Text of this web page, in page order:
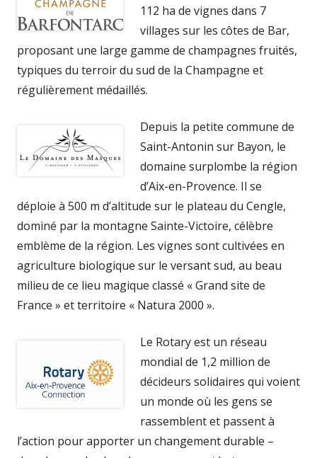
112 ha de vignes dans 7
villages sur les côtes de Bar,
proposant une large gamme de champagnes fruités,
typiques du terroir du sud de la Champagne et
régulièrement médaillés.
Depuis la petite commune de
Saint-Antonin sur Bayon, le
domaine surplombe la région
d’Aix-en-Provence. Il se
déploie à 500 m d’altitude sur le plateau du Cengle,
dominé par la montagne Sainte-Victoire, célèbre
emblème de la région. Les vignes sont cultivées en
agriculture biologique sur le versant sud, au beau
milieu de ce lieu magique classé « Grand site de
France » et territoire « Natura 2000 ».
Le Rotary est un réseau
mondial de 1,2 million de
décideurs solidaires qui voient
un monde où les gens se
rassemblent et passent à
l’action pour apporter un changement durable –